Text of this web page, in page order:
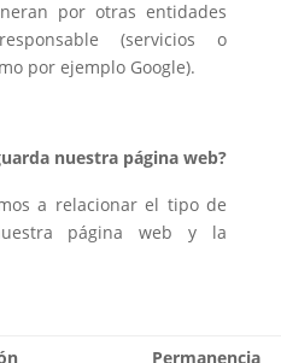
por otras entidades
(servicios o
por ejemplo Google).
nuestra página web?
a relacionar el tipo de
página web y la
Permanencia